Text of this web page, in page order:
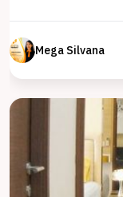
Mega Silvana